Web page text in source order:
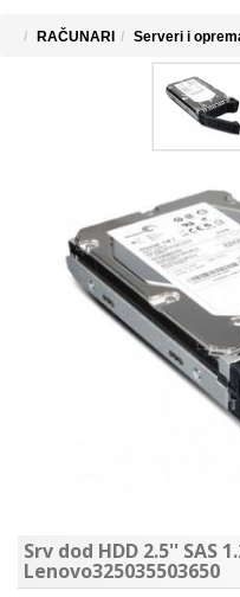
RAČUNARI Serveri i
Srv dod HDD 2.5'' SAS
Lenovo325035503650